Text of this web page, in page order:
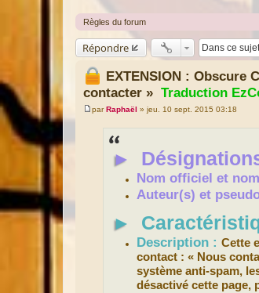
Règles du forum
Répondre
EXTENSION : Obscure
contacter » Traduction
M
parRaphaël » jeu. 10 sept. 2015 03:18
►
Nom officiel et
Auteur(s) et
►
Description :Cette
contact : « Nous
système anti-spam,
désactivé cette page,